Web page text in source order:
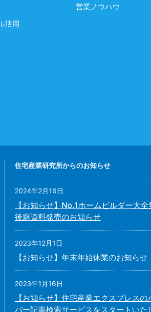
活用
営業ノウハウ
住宅産業研究所からのお知らせ
2024年2月16日
【お知らせ】No.1ホームビルダー大全
後継資料発売のお知らせ
2023年12月1日
【お知らせ】年末年始休業のお知らせ
2023年1月16日
【お知らせ】住宅産業エクスプレスの
バー記事検索サービスをスタートいた